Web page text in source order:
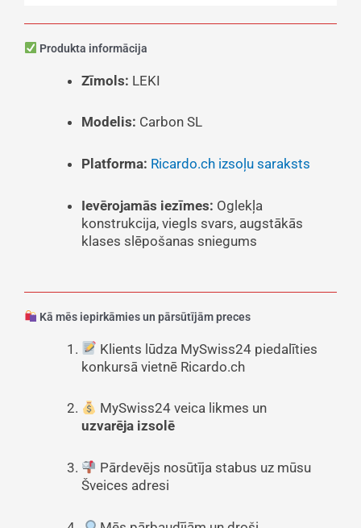
Produkta informācija
Zīmols: LEKI
Modelis: Carbon SL
Platforma: Ricardo.ch izsoļu saraksts
Ievērojamās iezīmes: Oglekļa
konstrukcija, viegls svars, augstākās
klases slēpošanas sniegums
Kā mēs iepirkāmies un pārsūtījām preces
Klients lūdza MySwiss24 piedalīties
konkursā vietnē Ricardo.ch
MySwiss24 veica likmes un
uzvarēja izsolē
Pārdevējs nosūtīja stabus uz mūsu
Šveices adresi